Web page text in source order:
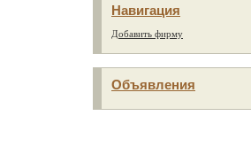
Навигация
Добавить фирму
Объявления